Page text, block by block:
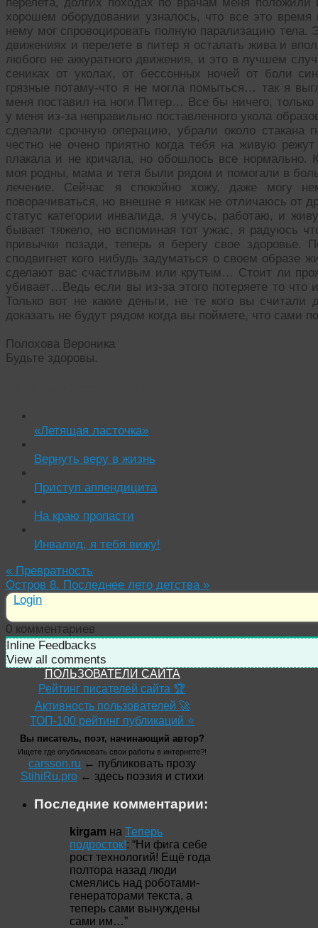
хорошем оборудовании узналось, что все это
нему мог спровоцировать полную парализацию тела.
движениях и перелете в питер я осталать жива и
любого не аккуратного движения, и это в лучшем
сениках от уколах, от бессонных ночей от боли
грязные потаму-что я не могла помыться… так я
меня поставил на ноги Питер… Все бы ничего,
у меня из-за неправильно поставленного укола
сделали срочную операцию, убрали около стакана
честно не очено приятно когда тебя на живую
плакала и не кричала, но обошлось все
моя родны, мама и тетя были рядом и помогали в
лечение. Сейчас я спокойно хожу, даже могу
поворачиваться, но внешне я никак не отличаюсь
статус категории инвалида, я учусь, работаю, и
бывает тяжело, но вспоминая тот ужас, я радуюсь
привычки позади, теперь я берегу свое
сподвигнет кого нибудь задуматься о своем образе
сделают вас счастливым или крутым… Стоит ли
убивает…Ведь если вы из-за этого потеряете то что
Только вот не какие деньги, не те кого вы
доказать не будут рядом когда вы поймете, что сами
Полохова Вероника
Будьте здоровы.
«Летящая ласточка»
Вернуть веру в жизнь
Приступ аппендицита
На краю пропасти
Инвалид, я тебя вижу!
« Превратность
Остров 8. Последнее лето детства »
Login
0 комментариев
Inline Feedbacks
View all comments
ПОЛЬЗОВАТЕЛИ САЙТА
Рейтинг писателей сайта 🏆
Активность пользователей 🚀
ТОП-100 рейтинг публикаций ⭐
Вы писатель, поэт, начинающий автор?
Ищете где опубликовать свои работы в интернете?!
carsson.ru ← публиковать прозу
StihiRu.pro ← здесь поэзия и стихи
Последние комментарии:
kirgam на Теперь
подросток!: “Ни фига себе
рост технологий! Ещё года
полтора назад люди
смеялись над роботами-
генераторами текста, а
теперь сами вынуждены
сами им…”